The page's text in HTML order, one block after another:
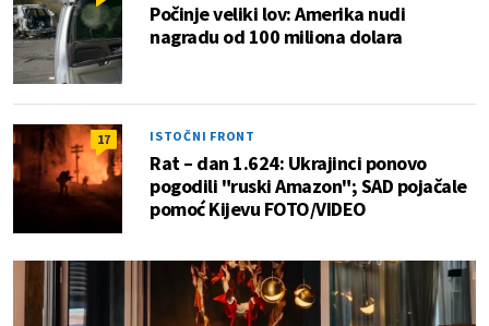
Počinje veliki lov: Amerika nudi
nagradu od 100 miliona dolara
17 ISTOČNI FRONT
Rat – dan 1.624: Ukrajinci ponovo
pogodili "ruski Amazon"; SAD pojačale
pomoć Kijevu FOTO/VIDEO